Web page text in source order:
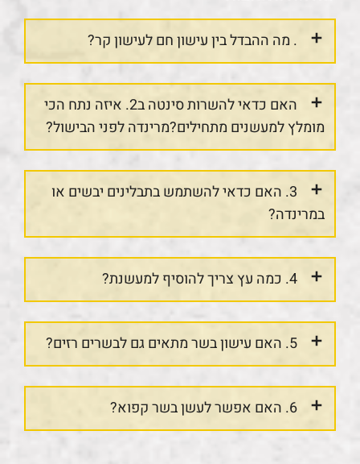
. מה ההבדל בין עישון חם לעישון קר?
האם כדאי להשרות סינטה ב2. איזה נתח הכי
מומלץ למעשנים מתחילים?מרינדה לפני הבישול?
3. האם כדאי להשתמש בתבלינים יבשים או
במרינדה?
4. כמה עץ צריך להוסיף למעשנת?
5. האם עישון בשר מתאים גם לבשרים רזים?
6. האם אפשר לעשן בשר קפוא?